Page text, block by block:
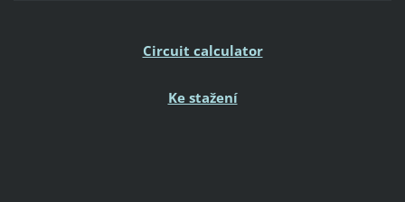
Circuit calculator
Ke stažení